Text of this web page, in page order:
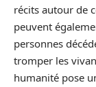
récits autour de
peuvent
personnes
tromper les
humanité pose